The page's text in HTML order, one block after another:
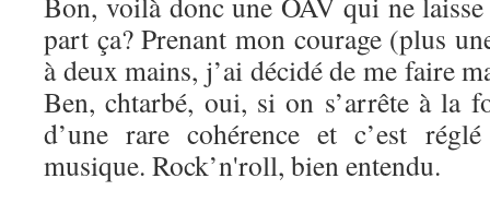
part ça? Prenant mon courage (plus
à deux mains, j’ai décidé de me faire
Ben, chtarbé, oui, si on s’arrête à la
d’une rare cohérence et c’est
musique. Rock’n'roll, bien entendu.